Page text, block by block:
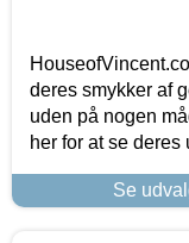
deres smykker af
uden på nogen
her for at se deres
Se